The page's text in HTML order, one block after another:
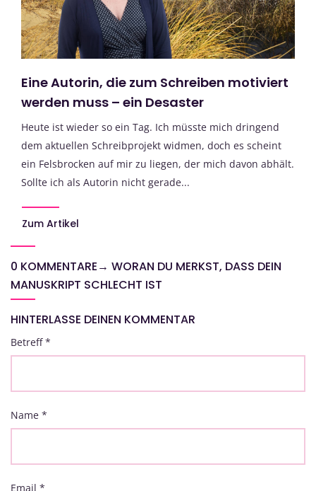
Eine Autorin, die zum Schreiben motiviert
werden muss – ein Desaster
Heute ist wieder so ein Tag. Ich müsste mich dringend
dem aktuellen Schreibprojekt widmen, doch es scheint
ein Felsbrocken auf mir zu liegen, der mich davon abhält.
Sollte ich als Autorin nicht gerade...
Zum Artikel
0 KOMMENTARE→ WORAN DU MERKST, DASS DEIN
MANUSKRIPT SCHLECHT IST
HINTERLASSE DEINEN KOMMENTAR
Betreff*
Name *
Email *